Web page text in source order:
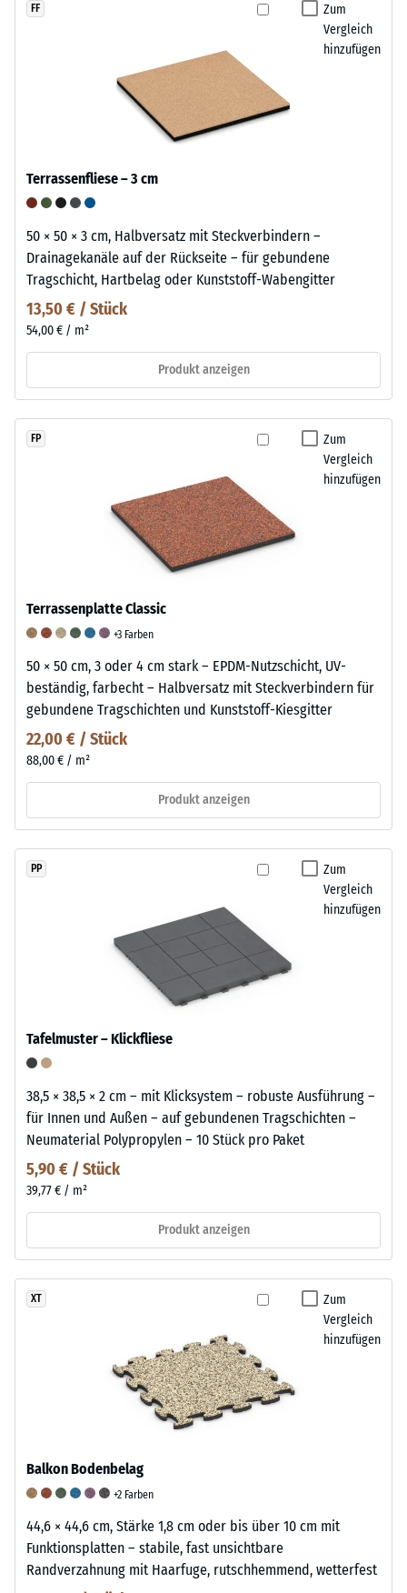
Zum
Vergleich
hinzufügen
FF
Terrassenfliese – 3 cm
50 × 50 × 3 cm, Halbversatz mit Steckverbindern –
Drainagekanäle auf der Rückseite – für gebundene
Tragschicht, Hartbelag oder Kunststoff-Wabengitter
13,50 € / Stück
54,00 € / m²
Produkt anzeigen
Zum
Vergleich
hinzufügen
FP
Terrassenplatte Classic
+3 Farben
50 × 50 cm, 3 oder 4 cm stark – EPDM-Nutzschicht, UV-
beständig, farbecht – Halbversatz mit Steckverbindern für
gebundene Tragschichten und Kunststoff-Kiesgitter
22,00 € / Stück
88,00 € / m²
Produkt anzeigen
Zum
Vergleich
hinzufügen
PP
Tafelmuster – Klickfliese
38,5 × 38,5 × 2 cm – mit Klicksystem – robuste Ausführung –
für Innen und Außen – auf gebundenen Tragschichten –
Neumaterial Polypropylen – 10 Stück pro Paket
5,90 € / Stück
39,77 € / m²
Produkt anzeigen
Zum
Vergleich
hinzufügen
XT
Balkon Bodenbelag
+2 Farben
44,6 × 44,6 cm, Stärke 1,8 cm oder bis über 10 cm mit
Funktionsplatten – stabile, fast unsichtbare
Randverzahnung mit Haarfuge, rutschhemmend, wetterfest